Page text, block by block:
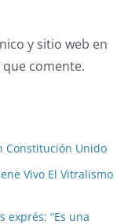
y sitio web en
comente.
Constitución Unido
Vivo El Vitralismo
exprés: “Es una